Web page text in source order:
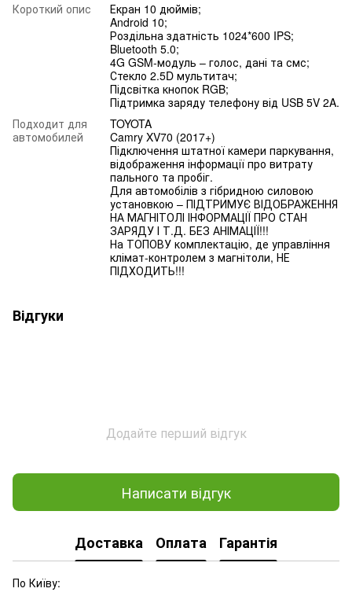
Короткий опис
Екран 10 дюймів;
Android 10;
Роздільна здатність 1024*600 IPS;
Bluetooth 5.0;
4G GSM-модуль – голос, дані та смс;
Стекло 2.5D мультитач;
Підсвітка кнопок RGB;
Підтримка заряду телефону від USB 5V 2A.
Подходит для
автомобилей
TOYOTA
Camry XV70 (2017+)
Підключення штатної камери паркування,
відображення інформації про витрату
пального та пробіг.
Для автомобілів з гібридною силовою
установкою – ПІДТРИМУЄ ВІДОБРАЖЕННЯ
НА МАГНІТОЛІ ІНФОРМАЦІЇ ПРО СТАН
ЗАРЯДУ І Т.Д. БЕЗ АНІМАЦІЇ!!!
На ТОПОВУ комплектацію, де управління
клімат-контролем з магнітоли, НЕ
ПІДХОДИТЬ!!!
Відгуки
Додайте перший відгук
Написати відгук
Доставка Оплата Гарантія
По Київу: